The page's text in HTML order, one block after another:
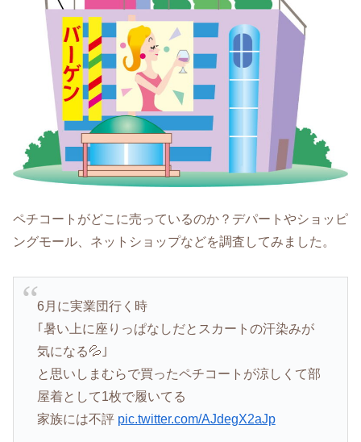
ペチコートがどこに売っているのか？デパートやショッピ
ングモール、ネットショップなどを調査してみました。
6月に実業団行く時
｢暑い上に座りっぱなしだとスカートの汗染みが
気になる💦｣
と思いしまむらで買ったペチコートが涼しくて部
屋着として1枚で履いてる
家族には不評 pic.twitter.com/AJdegX2aJp